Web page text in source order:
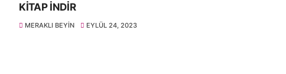
KİTAP İNDİR
MERAKLI BEYIN EYLÜL 24, 2023